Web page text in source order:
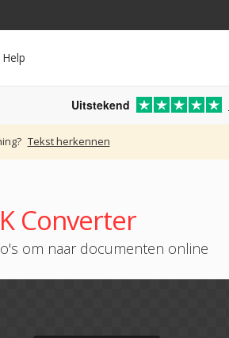
Help
Uitstekend
Tekst herkennen
Converter
om naar documenten online